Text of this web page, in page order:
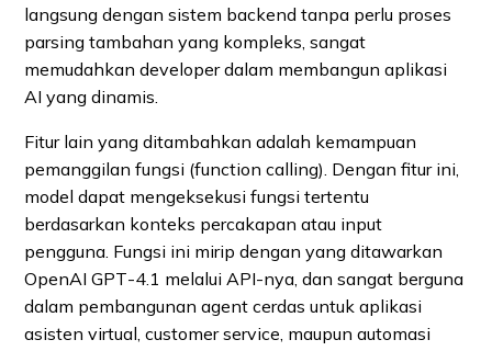
langsung dengan sistem backend tanpa perlu proses
parsing tambahan yang kompleks, sangat
memudahkan developer dalam membangun aplikasi
AI yang dinamis.
Fitur lain yang ditambahkan adalah kemampuan
pemanggilan fungsi (function calling). Dengan fitur ini,
model dapat mengeksekusi fungsi tertentu
berdasarkan konteks percakapan atau input
pengguna. Fungsi ini mirip dengan yang ditawarkan
OpenAI GPT‑4.1 melalui API-nya, dan sangat berguna
dalam pembangunan agent cerdas untuk aplikasi
asisten virtual, customer service, maupun automasi